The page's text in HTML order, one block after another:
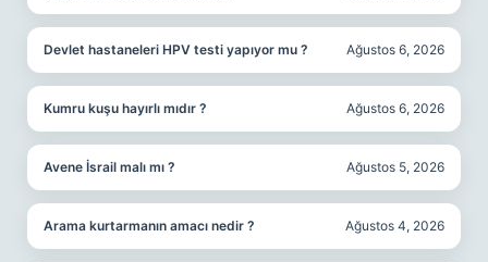
Devlet hastaneleri HPV testi yapıyor mu ? Ağustos 6, 2026
Kumru kuşu hayırlı mıdır ? Ağustos 6, 2026
Avene İsrail malı mı ? Ağustos 5, 2026
Arama kurtarmanın amacı nedir ? Ağustos 4, 2026